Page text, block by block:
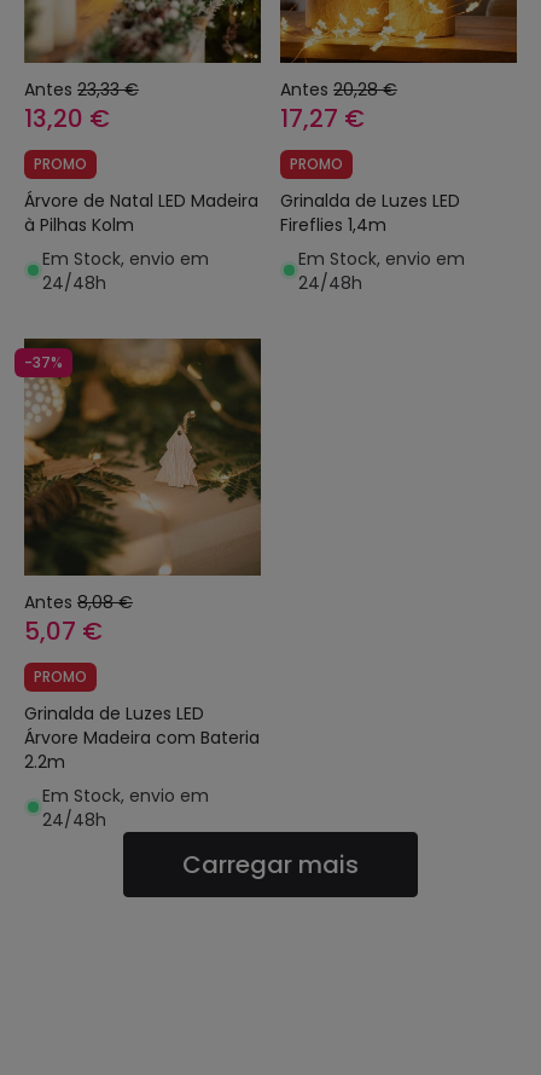
Antes 23,33 €
13,20 €
PROMO
Árvore de Natal LED Madeira
à Pilhas Kolm
Em Stock, envio em
24/48h
Antes 20,28 €
17,27 €
PROMO
Grinalda de Luzes LED
Fireflies 1,4m
Em Stock, envio em
24/48h
-37%
Antes 8,08 €
5,07 €
PROMO
Grinalda de Luzes LED
Árvore Madeira com Bateria
2.2m
Em Stock, envio em
24/48h
Carregar mais